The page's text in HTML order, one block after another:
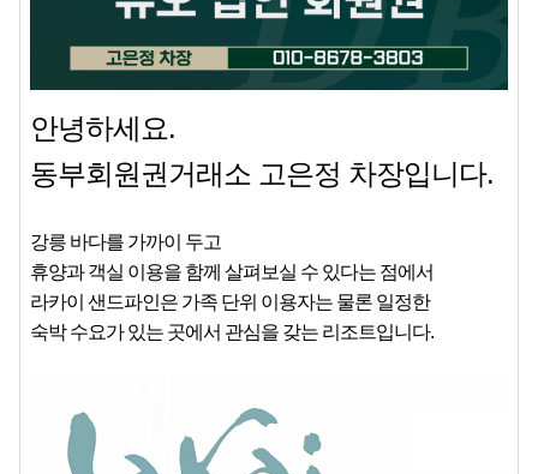
안녕하세요.
동부회원권거래소 고은정 차장입니다.
강릉 바다를 가까이 두고
휴양과 객실 이용을 함께 살펴보실 수 있다는 점에서
라카이 샌드파인은 가족 단위 이용자는 물론 일정한
숙박 수요가 있는 곳에서 관심을 갖는 리조트입니다.